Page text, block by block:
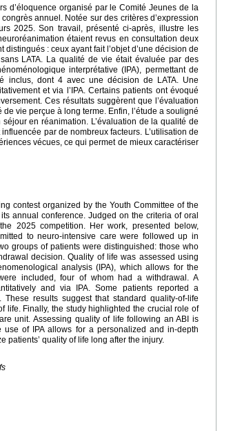
d’éloquence organisé par le Comité Jeunes de la
annuel. Notée sur des critères d’expression
2025. Son travail, présenté ci-après, illustre les
étaient revus en consultation deux
: ceux ayant fait l’objet d’une décision de
LATA. La qualité de vie était évaluée par des
interprétative (IPA), permettant de
inclus, dont 4 avec une décision de LATA. Une
et via l’IPA. Certains patients ont évoqué
Ces résultats suggèrent que l’évaluation
vie perçue à long terme. Enfin, l’étude a souligné
en réanimation. L’évaluation de la qualité de
par de nombreux facteurs. L’utilisation de
vécues, ce qui permet de mieux caractériser
contest organized by the Youth Committee of the
annual conference. Judged on the criteria of oral
2025 competition. Her work, presented below,
to neuro-intensive care were followed up in
groups of patients were distinguished: those who
decision. Quality of life was assessed using
analysis (IPA), which allows for the
included, four of whom had a withdrawal. A
and via IPA. Some patients reported a
results suggest that standard quality-of-life
life. Finally, the study highlighted the crucial role of
unit. Assessing quality of life following an ABI is
of IPA allows for a personalized and in-depth
patients’ quality of life long after the injury.